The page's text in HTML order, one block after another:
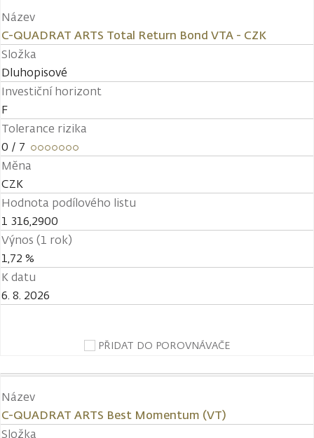
Název
C-QUADRAT ARTS Total Return Bond VTA - CZK
Složka
Dluhopisové
Investiční horizont
F
Tolerance rizika
0 / 7
Měna
CZK
Hodnota podílového listu
1 316,2900
Výnos (1 rok)
1,72 %
K datu
6. 8. 2026
PŘIDAT DO POROVNÁVAČE
Název
C-QUADRAT ARTS Best Momentum (VT)
Složka